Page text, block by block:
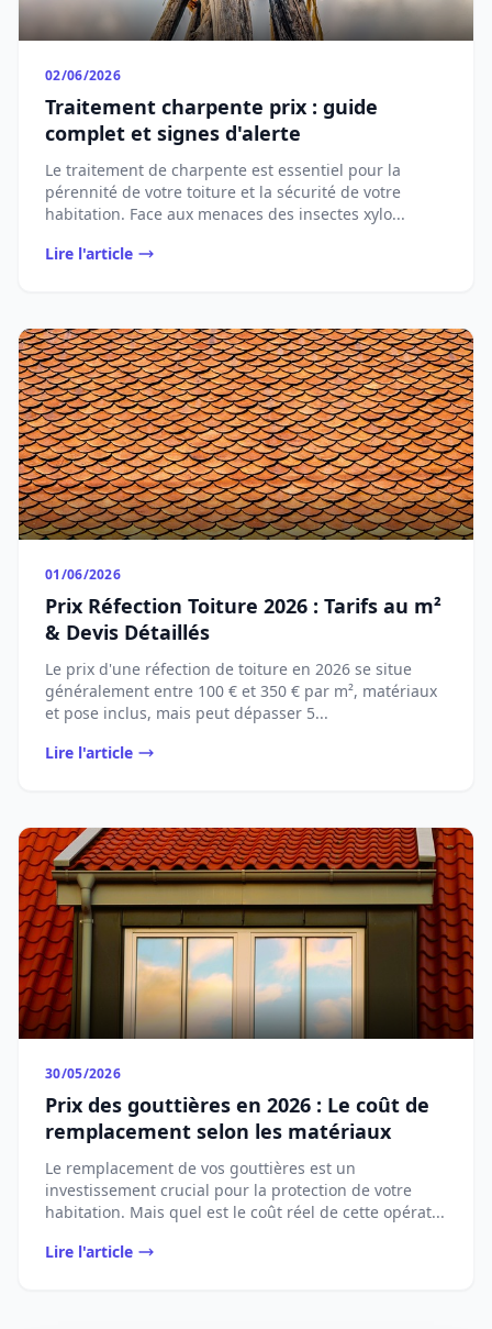
02/06/2026
Traitement charpente prix : guide
complet et signes d'alerte
Le traitement de charpente est essentiel pour la
pérennité de votre toiture et la sécurité de votre
habitation. Face aux menaces des insectes xylo...
Lire l'article
01/06/2026
Prix Réfection Toiture 2026 : Tarifs au m²
& Devis Détaillés
Le prix d'une réfection de toiture en 2026 se situe
généralement entre 100 € et 350 € par m², matériaux
et pose inclus, mais peut dépasser 5...
Lire l'article
30/05/2026
Prix des gouttières en 2026 : Le coût de
remplacement selon les matériaux
Le remplacement de vos gouttières est un
investissement crucial pour la protection de votre
habitation. Mais quel est le coût réel de cette opérat...
Lire l'article